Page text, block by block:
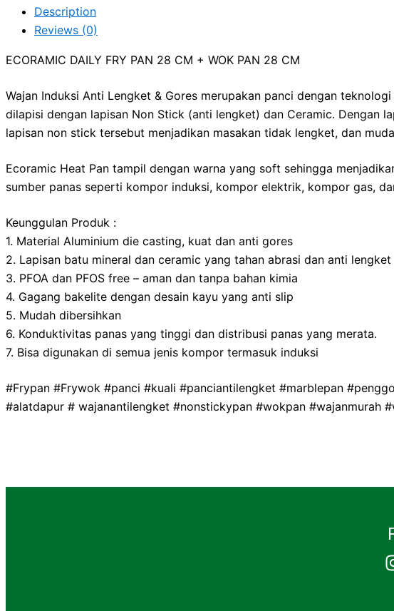
Description
Reviews (0)
ECORAMIC DAILY FRY PAN 28 CM + WOK PAN 28 CM
Wajan Induksi Anti Lengket & Gores merupakan panci dengan
dilapisi dengan lapisan Non Stick (anti lengket) dan Ceramic. Dengan
lapisan non stick tersebut menjadikan masakan tidak lengket, dan
Ecoramic Heat Pan tampil dengan warna yang soft sehingga
sumber panas seperti kompor induksi, kompor elektrik, kompor gas,
Keunggulan Produk :
1. Material Aluminium die casting, kuat dan anti gores
2. Lapisan batu mineral dan ceramic yang tahan abrasi dan anti lengket
3. PFOA dan PFOS free – aman dan tanpa bahan kimia
4. Gagang bakelite dengan desain kayu yang anti slip
5. Mudah dibersihkan
6. Konduktivitas panas yang tinggi dan distribusi panas yang merata.
7. Bisa digunakan di semua jenis kompor termasuk induksi
#Frypan #Frywok #panci #kuali #panciantilengket #marblepan
#alatdapur # wajanantilengket #nonstickypan #wokpan #wajanmurah